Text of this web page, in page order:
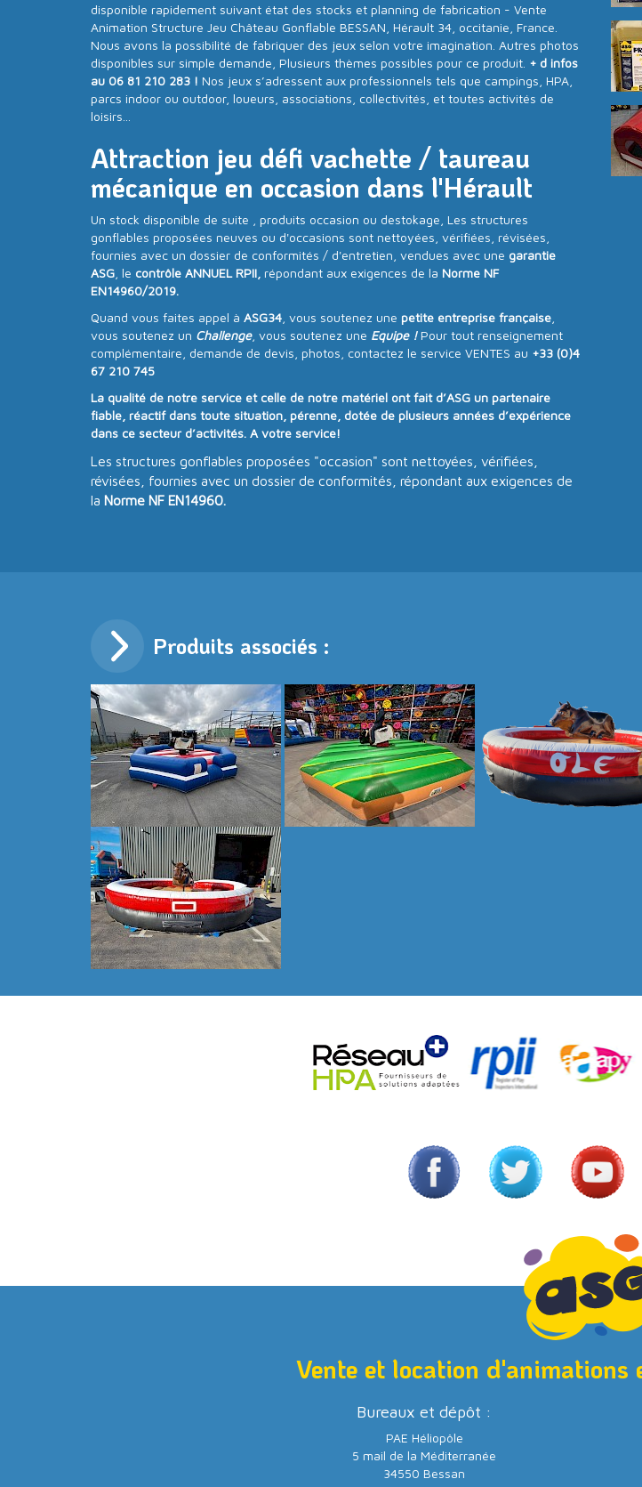
disponible rapidement suivant état des stocks et planning de fabrication - Vente
Animation Structure Jeu Château Gonflable BESSAN, Hérault 34, occitanie, France.
Nous avons la possibilité de fabriquer des jeux selon votre imagination. Autres photos
disponibles sur simple demande, Plusieurs thèmes possibles pour ce produit. + d infos
au 06 81 210 283 ! Nos jeux s’adressent aux professionnels tels que campings, HPA,
parcs indoor ou outdoor, loueurs, associations, collectivités, et toutes activités de
loisirs...
Attraction jeu défi vachette / taureau
mécanique en occasion dans l'Hérault
Un stock disponible de suite , produits occasion ou destokage, Les structures
gonflables proposées neuves ou d'occasions sont nettoyées, vérifiées, révisées,
fournies avec un dossier de conformités / d'entretien, vendues avec une garantie
ASG , le contrôle ANNUEL RPII, répondant aux exigences de la Norme NF
EN14960/2019.
Quand vous faites appel à ASG34 , vous soutenez une petite entreprise française
vous soutenez un Challenge, vous soutenez une Equipe !Pour tout renseignement
complémentaire, demande de devis, photos, contactez le service VENTES au +33 (0)4
67 210 745
La qualité de notre service et celle de notre matériel ont fait d’ASG un partenaire
fiable, réactif dans toute situation, pérenne, dotée de plusieurs années d’expérience
dans ce secteur d’activités. A votre service!
Les structures gonflables proposées "occasion" sont nettoyées, vérifiées,
révisées, fournies avec un dossier de conformités, répondant aux exigences de
la Norme NF EN14960.
Produits associés :
Vente et location
Bureaux et dépôt :
PAE Héliopôle
5 mail de la Méditerranée
34550 Bessan